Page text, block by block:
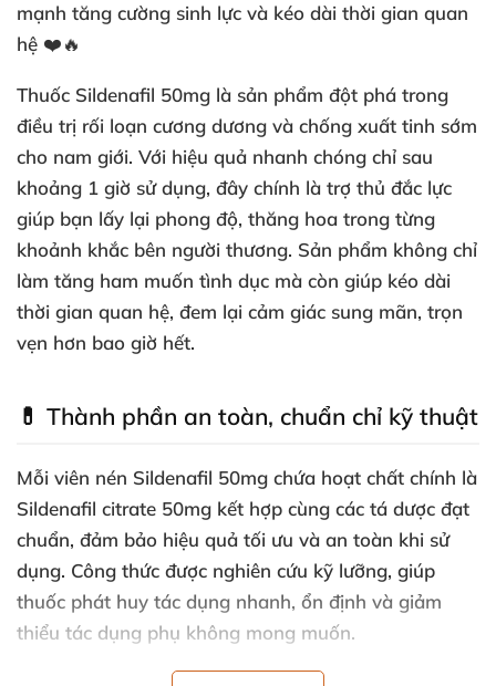
mạnh tăng cường sinh lực và kéo dài thời gian quan
hệ ❤️🔥
Thuốc Sildenafil 50mg là sản phẩm đột phá trong
điều trị rối loạn cương dương và chống xuất tinh sớm
cho nam giới. Với hiệu quả nhanh chóng chỉ sau
khoảng 1 giờ sử dụng, đây chính là trợ thủ đắc lực
giúp bạn lấy lại phong độ, thăng hoa trong từng
khoảnh khắc bên người thương. Sản phẩm không chỉ
làm tăng ham muốn tình dục mà còn giúp kéo dài
thời gian quan hệ, đem lại cảm giác sung mãn, trọn
vẹn hơn bao giờ hết.
💊 Thành phần an toàn, chuẩn chỉ kỹ thuật
Mỗi viên nén Sildenafil 50mg chứa hoạt chất chính là
Sildenafil citrate 50mg kết hợp cùng các tá dược đạt
chuẩn, đảm bảo hiệu quả tối ưu và an toàn khi sử
dụng. Công thức được nghiên cứu kỹ lưỡng, giúp
thuốc phát huy tác dụng nhanh, ổn định và giảm
thiểu tác dụng phụ không mong muốn.